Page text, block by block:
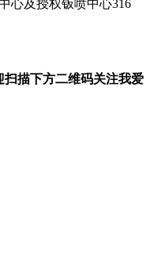
心及授权钣喷中心316
描下方二维码关注我爱